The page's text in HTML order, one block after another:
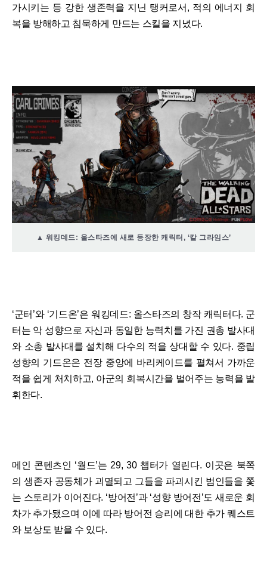
가시키는 등 강한 생존력을 지닌 탱커로서, 적의 에너지 회
복을 방해하고 침묵하게 만드는 스킬을 지녔다.
▲ 워킹데드: 올스타즈에 새로 등장한 캐릭터, ‘칼 그라임스’
‘군터’와 ‘기드온’은 워킹데드: 올스타즈의 창작 캐릭터다. 군
터는 악 성향으로 자신과 동일한 능력치를 가진 권총 발사대
와 소총 발사대를 설치해 다수의 적을 상대할 수 있다. 중립
성향의 기드온은 전장 중앙에 바리케이드를 펼쳐서 가까운
적을 쉽게 처치하고, 아군의 회복시간을 벌어주는 능력을 발
휘한다.
메인 콘텐츠인 ‘월드’는 29, 30 챕터가 열린다. 이곳은 북쪽
의 생존자 공동체가 괴멸되고 그들을 파괴시킨 범인들을 쫓
는 스토리가 이어진다. ‘방어전’과 ‘성향 방어전’도 새로운 회
차가 추가됐으며 이에 따라 방어전 승리에 대한 추가 퀘스트
와 보상도 받을 수 있다.